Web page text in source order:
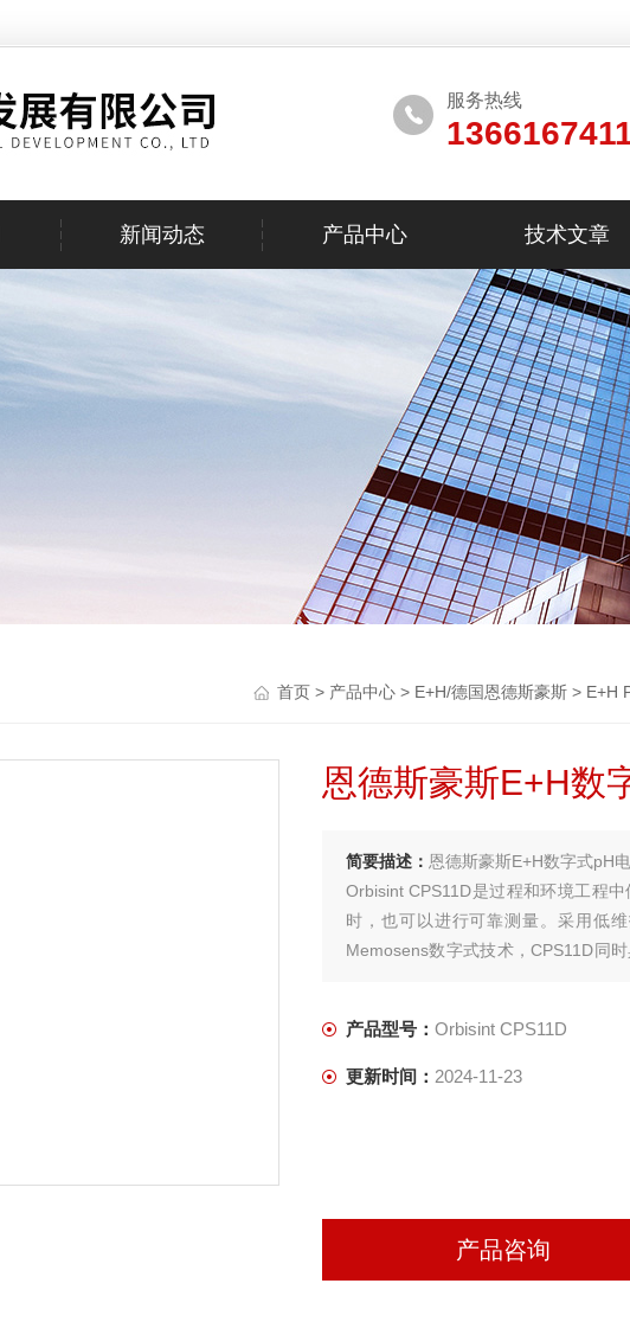
服务热线
新闻动态 产品中心 技术文章
首页 > 产品中心 > E+H/德国恩德斯豪斯 > E+H
恩德斯豪斯E+H数
简要描述： 恩德斯豪斯E+H数字式pH
Orbisint CPS11D是过程和环境工程
时，也可以进行可靠测量。采用低
Memosens数字式技术，CPS11D同
产品型号： Orbisint CPS11D
更新时间： 2024-11-23
产品咨询